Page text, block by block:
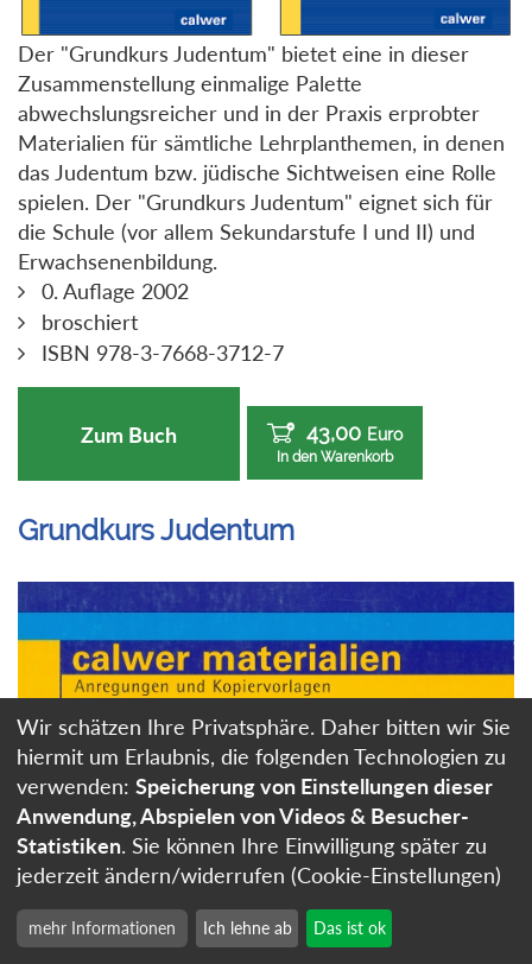
Der "Grundkurs Judentum" bietet eine in dieser
Zusammenstellung einmalige Palette
abwechslungsreicher und in der Praxis erprobter
Materialien für sämtliche Lehrplanthemen, in denen
das Judentum bzw. jüdische Sichtweisen eine Rolle
spielen. Der "Grundkurs Judentum" eignet sich für
die Schule (vor allem Sekundarstufe I und II) und
Erwachsenenbildung.
0. Auflage 2002
broschiert
ISBN 978-3-7668-3712-7
Zum Buch 43,00 Euro
In den Warenkorb
Grundkurs Judentum
Wir schätzen Ihre Privatsphäre. Daher bitten wir Sie
hiermit um Erlaubnis, die folgenden Technologien zu
verwenden: Speicherung von Einstellungen dieser
Anwendung, Abspielen von Videos & Besucher-
Statistiken. Sie können Ihre Einwilligung später zu
jederzeit ändern/widerrufen (Cookie-Einstellungen)
mehr Informationen Ich lehne ab Das ist ok